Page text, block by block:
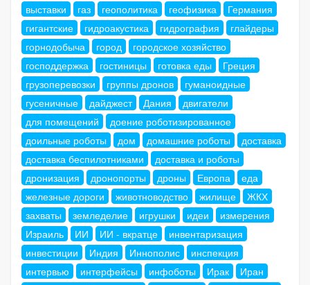
выставки газ геополитика геофизика
Германия
гигантские
гидроакустика гидрография
глайдеры
горнодобыча
город
городское хозяйство
господдержка
гостиницы готовка еды
Греция
грузоперевозки
группы дронов
гуманоидные
гусеничные
дайджест Дания
двигатели
для помещений
доение роботизированное
доильные роботы
дом домашние роботы
доставка
доставка беспилотниками
доставка и роботы
дронизация
дронопорты дроны Европа
еда
железные дороги
животноводство жилище
ЖКХ
захваты
земледелие игрушки идеи
измерения
Израиль
ИИ ИИ - вкратце
инвентаризация
инвестиции
Индия Иннополис
инспекция
интервью
интерфейсы инфоботы Ирак
Иран